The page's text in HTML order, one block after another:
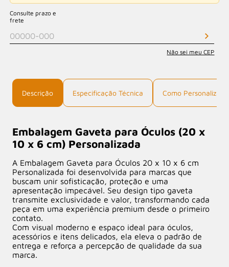
Consulte prazo e
frete
Não sei meu CEP
Descrição Especificação Técnica Como Personalizar
Embalagem Gaveta para Óculos (20 x
10 x 6 cm) Personalizada
A Embalagem Gaveta para Óculos 20 x 10 x 6 cm
Personalizada foi desenvolvida para marcas que
buscam unir sofisticação, proteção e uma
apresentação impecável. Seu design tipo gaveta
transmite exclusividade e valor, transformando cada
peça em uma experiência premium desde o primeiro
contato.
Com visual moderno e espaço ideal para óculos,
acessórios e itens delicados, ela eleva o padrão de
entrega e reforça a percepção de qualidade da sua
marca.